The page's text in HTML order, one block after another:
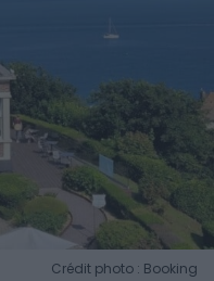
Crédit photo : Booking